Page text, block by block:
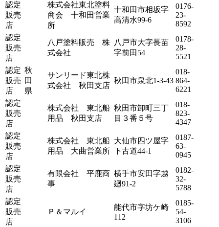
認定
販売
店
株式会社東北塗料
商会 十和田営業
所
十和田市相坂字
高清水99-6
0176-
23-
8592
認定
販売
店
八戸塗料販売 株
式会社
八戸市大字長苗
字前田54
0178-
28-
5521
認定
販売
店
秋
田
県
サンリード東北株
式会社 秋田支店
秋田市泉北1-3-43
018-
864-
6221
認定
販売
店
株式会社 東北船
用品 秋田支店
秋田市卸町三丁
目３番５号
018-
823-
4347
認定
販売
店
株式会社 東北船
用品 大曲営業所
大仙市四ツ屋字
下古道44-1
0187-
63-
0945
認定
販売
店
有限会社 平鹿商
事
横手市安田字越
廻91-2
0182-
32-
5788
認定
販売
店
Ｐ＆マルイ
能代市字坊ケ崎
112
0185-
54-
3106